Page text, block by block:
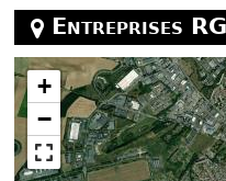
Entreprises
+
−